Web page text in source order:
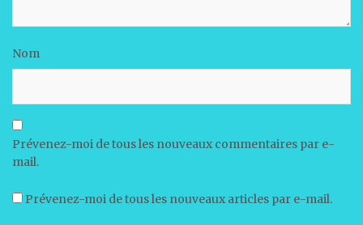
Nom
Prévenez-moi de tous les nouveaux commentaires par e-
mail.
Prévenez-moi de tous les nouveaux articles par e-mail.